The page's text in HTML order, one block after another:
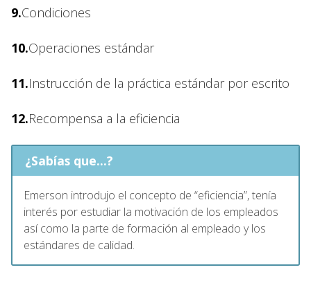
9.Condiciones
10.Operaciones estándar
11.Instrucción de la práctica estándar por escrito
12.Recompensa a la eficiencia
¿Sabías que...?
Emerson introdujo el concepto de “eficiencia”, tenía
interés por estudiar la motivación de los empleados
así como la parte de formación al empleado y los
estándares de calidad.